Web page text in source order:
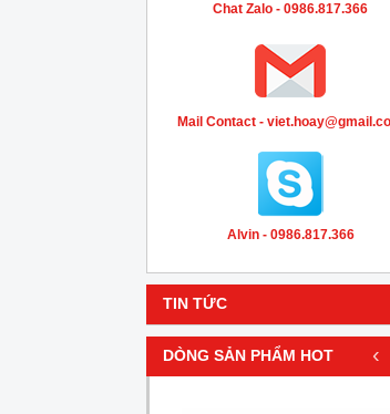
Chat Zalo - 0986.817.366
Mail Contact -
Alvin - 0986.817.366
TIN TỨC
DÒNG SẢN PHẨM HOT ‹